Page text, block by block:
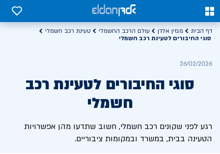
0
0
דף הבית מגזין אלדן עולם הרכב החשמלי
טעינת רכב חשמלי
סוגי החיבורים לטעינת רכב חשמלי
26/02/2026
סוגי החיבורים לטעינת רכב
חשמלי
רגע לפני שקונים רכב חשמלי, חשוב שתדעו מהן אפשרויות
הטעינה בבית, במשרד ובמקומות ציבוריים.